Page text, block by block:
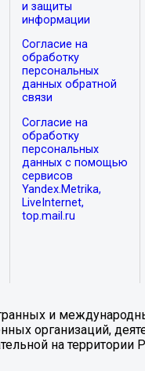
и защиты
информации
Согласие на
обработку
персональных
данных обратной
связи
Согласие на
обработку
персональных
данных с помощью
сервисов
Yandex.Metrika,
LiveInternet,
top.mail.ru
и
организаций,
на территории